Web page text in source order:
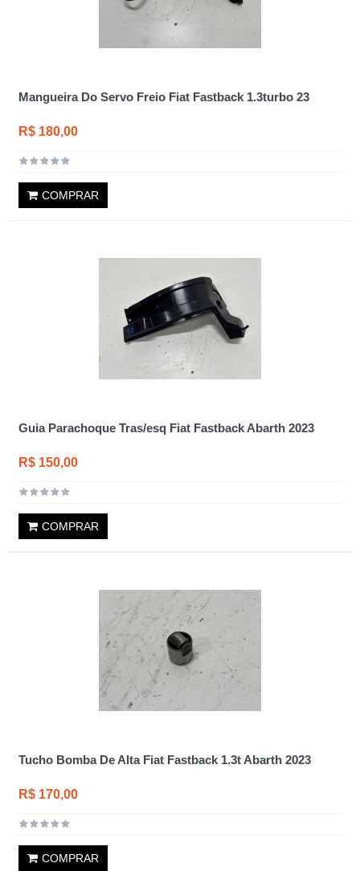
Mangueira Do Servo Freio Fiat Fastback 1.3turbo 23
R$ 180,00
COMPRAR
Guia Parachoque Tras/esq Fiat Fastback Abarth 2023
R$ 150,00
COMPRAR
Tucho Bomba De Alta Fiat Fastback 1.3t Abarth 2023
R$ 170,00
COMPRAR